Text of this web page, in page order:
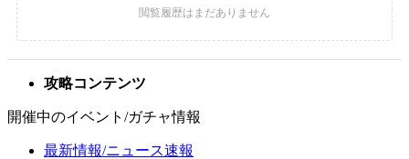
攻略コンテンツ
開催中のイベント/ガチャ情報
最新情報/ニュース速報